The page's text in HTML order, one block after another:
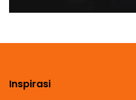
Inspirasi